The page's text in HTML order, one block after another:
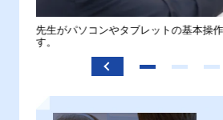
先生がパソコンやタブレットの基本操
す。